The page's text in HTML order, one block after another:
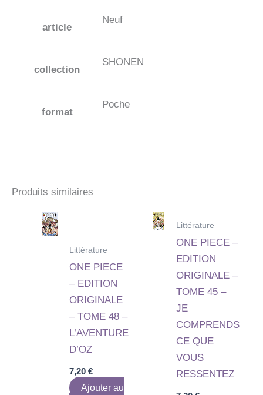
article
Neuf
collection
SHONEN
format
Poche
Produits similaires
Littérature
ONE PIECE
– EDITION
ORIGINALE
– TOME 48 –
L’AVENTURE
D’OZ
7,20€
Ajouter au
Littérature
ONE PIECE –
EDITION
ORIGINALE –
TOME 45 –
JE
COMPRENDS
CE QUE
VOUS
RESSENTEZ